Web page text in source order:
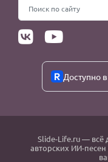
Доступно
Slide-Life.ru— всё
авторских ИИ-